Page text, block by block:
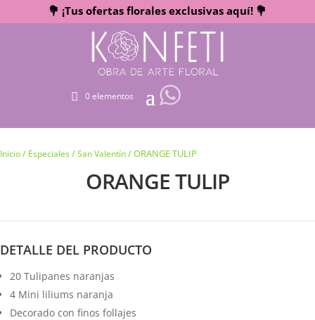
💐 ¡Tus ofertas florales exclusivas aquí! 💐
0 elementos
Inicio/ Especiales/San Valentín/ ORANGE TULIP
ORANGE TULIP
DETALLE DEL PRODUCTO
20 Tulipanes naranjas
4 Mini liliums naranja
Decorado con finos follajes